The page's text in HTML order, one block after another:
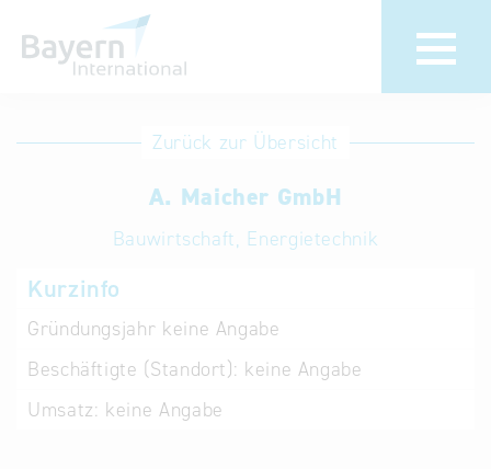
Anmeldung
Unternehmen
anmelden
Eintrag
löschen
Aktualisieren
Sie Ihren
Bavaria“
Zurück zur Übersicht
A. Maicher GmbH
Bauwirtschaft, Energietechnik
Kurzinfo
Gründungsjahr keine Angabe
Beschäftigte (Standort): keine Angabe
Umsatz: keine Angabe